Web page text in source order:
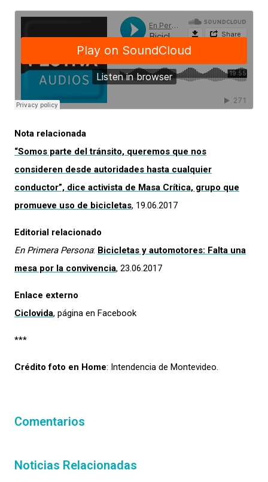
Nota relacionada
“Somos parte del tránsito, queremos que nos
consideren desde autoridades hasta cualquier
conductor”, dice activista de Masa Crítica, grupo que
promueve uso de bicicletas, 19.06.2017
Editorial relacionado
En Primera Persona: Bicicletas y automotores: Falta una
mesa por la convivencia, 23.06.2017
Enlace externo
Ciclovida, página en Facebook
***
Crédito foto en Home: Intendencia de Montevideo.
Comentarios
Noticias Relacionadas